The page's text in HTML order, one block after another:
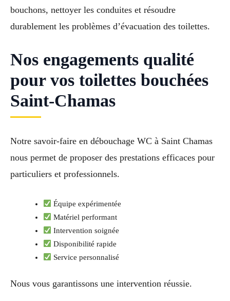
bouchons, nettoyer les conduites et résoudre
durablement les problèmes d’évacuation des toilettes.
Nos engagements qualité
pour vos toilettes bouchées
Saint-Chamas
Notre savoir-faire en débouchage WC à Saint Chamas
nous permet de proposer des prestations efficaces pour
particuliers et professionnels.
Équipe expérimentée
Matériel performant
Intervention soignée
Disponibilité rapide
Service personnalisé
Nous vous garantissons une intervention réussie.